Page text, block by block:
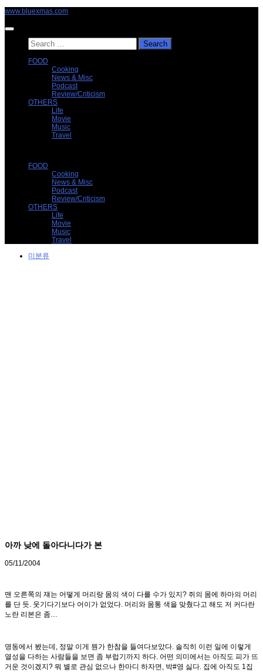
Skip
content
www.bluexmas.com
Search
for:
FOOD
Cooking
News & Misc
Podcast
Review/Criticism
OTHERS
Life
Movie
Music
Travel
FOOD
Cooking
News & Misc
Podcast
Review/Criticism
OTHERS
Life
Movie
Music
Travel
미분류
아까 낮에 돌아다니다가 본
05/11/2004
맨 오른쪽의 쟤는 어떻게 머리랑 몸의 색이 다를 수가 있지? 쥐의 몸에 하마의 머리
를 단 듯. 웃기다기보다 어이가 없었다. 머리와 몸통 색을 맞췄다고 해도 저 커다란
노란 리본은 좀…
명동에서 봤는데, 정말 이게 뭔가 한참을 들여다보았다. 솔직히 이런 일에 이렇게
열성을 다하는 사람들을 보면 좀 부럽기까지 하다. 어떤 의미에서는 아직도 피가 뜨
거운 것이겠지? 뭐 별로 관심 없으나 한마디 하자면, 박#영 싫다. 집에 아직도 1집